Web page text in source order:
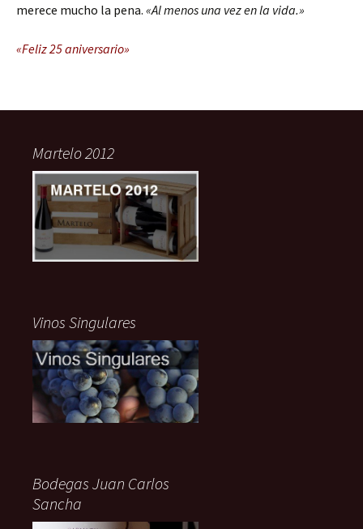
merece mucho la pena. «Al menos una vez en la vida.»
«Feliz 25 aniversario»
Martelo 2012
Vinos Singulares
Bodegas Juan Carlos
Sancha